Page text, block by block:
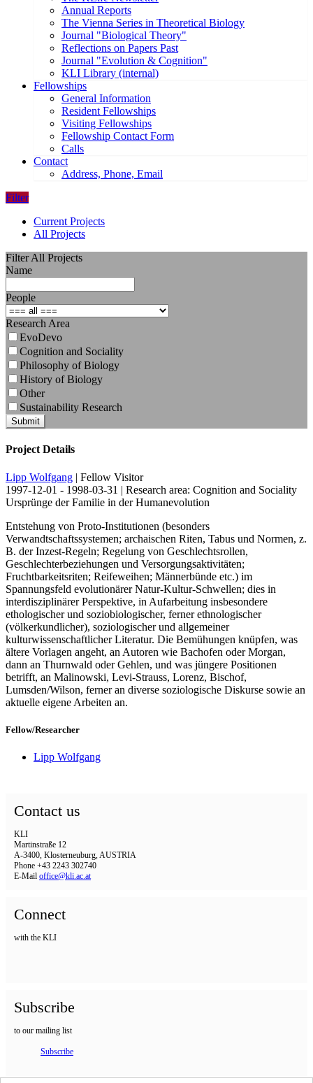
Annual Reports
The Vienna Series in Theoretical Biology
Journal "Biological Theory"
Reflections on Papers Past
Journal "Evolution & Cognition"
KLI Library (internal)
Fellowships
General Information
Resident Fellowships
Visiting Fellowships
Fellowship Contact Form
Calls
Contact
Address, Phone, Email
Filter
Current Projects
All Projects
Filter All Projects
Name
People
Research Area
EvoDevo
Cognition and Sociality
Philosophy of Biology
History of Biology
Other
Sustainability Research
Submit
Project Details
Lipp Wolfgang | Fellow Visitor
1997-12-01 - 1998-03-31 | Research area: Cognition and Sociality
Ursprünge der Familie in der Humanevolution
Entstehung von Proto-Institutionen (besonders
Verwandtschaftssystemen; archaischen Riten, Tabus und Normen, z.
B. der Inzest-Regeln; Regelung von Geschlechtsrollen,
Geschlechterbeziehungen und Versorgungsaktivitäten;
Fruchtbarkeitsriten; Reifeweihen; Männerbünde etc.) im
Spannungsfeld evolutionärer Natur-Kultur-Schwellen; dies in
interdisziplinärer Perspektive, in Aufarbeitung insbesondere
ethologischer und soziobiologischer, ferner ethnologischer
(völkerkundlicher), soziologischer und allgemeiner
kulturwissenschaftlicher Literatur. Die Bemühungen knüpfen, was
ältere Vorlagen angeht, an Autoren wie Bachofen oder Morgan,
dann an Thurnwald oder Gehlen, und was jüngere Positionen
betrifft, an Malinowski, Levi-Strauss, Lorenz, Bischof,
Lumsden/Wilson, ferner an diverse soziologische Diskurse sowie an
aktuelle eigene Arbeiten an.
Fellow/Researcher
Lipp Wolfgang
Contact us
KLI
Martinstraße 12
A-3400, Klosterneuburg, AUSTRIA
Phone +43 2243 302740
E-Mail office@kli.ac.at
Connect
with the KLI
Subscribe
to our mailing list
Subscribe